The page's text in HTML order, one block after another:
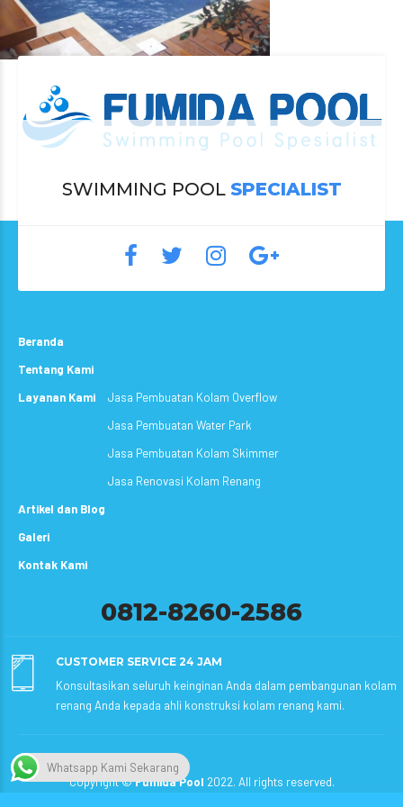
SWIMMING POOL SPECIALIST
Beranda
Tentang Kami
Layanan Kami
Jasa Pembuatan Kolam Overflow
Jasa Pembuatan Water Park
Jasa Pembuatan Kolam Skimmer
Jasa Renovasi Kolam Renang
Artikel dan Blog
Galeri
Kontak Kami
0812-8260-2586
CUSTOMER SERVICE 24 JAM
Konsultasikan seluruh keinginan Anda dalam pembangunan kolam
renang Anda kepada ahli konstruksi kolam renang kami.
Copyright ©Fumida Pool 2022. All rights reserved.
Whatsapp Kami Sekarang